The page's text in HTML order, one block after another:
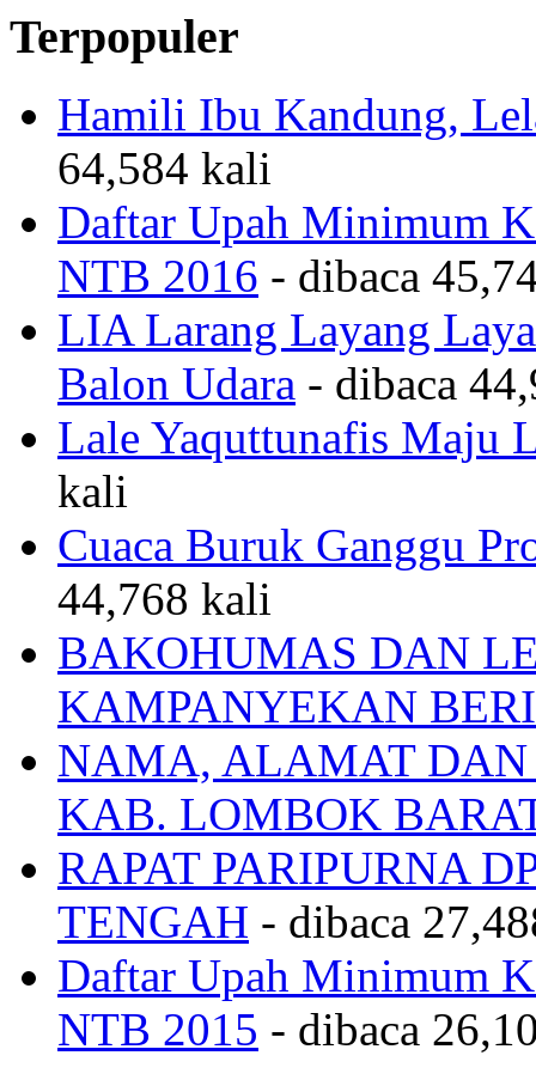
Terpopuler
Hamili Ibu Kandung,
64,584 kali
Daftar Upah Minimum
NTB 2016 - dibaca
LIA Larang Layang
Balon Udara - dibaca
Lale Yaquttunafis Maju
kali
Cuaca Buruk Ganggu
44,768 kali
BAKOHUMAS DAN
KAMPANYEKAN
NAMA, ALAMAT DAN
KAB. LOMBOK
RAPAT PARIPURNA
TENGAH - dibaca
Daftar Upah Minimum
NTB 2015 - dibaca